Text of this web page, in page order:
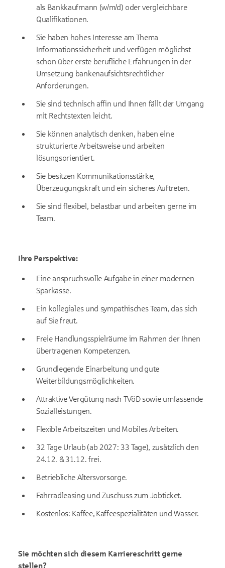
als Bankkaufmann (w/m/d) oder vergleichbare
Qualifikationen.
Sie haben hohes Interesse am Thema
Informationssicherheit und verfügen möglichst
schon über erste berufliche Erfahrungen in der
Umsetzung bankenaufsichtsrechtlicher
Anforderungen.
Sie sind technisch affin und Ihnen fällt der Umgang
mit Rechtstexten leicht.
Sie können analytisch denken, haben eine
strukturierte Arbeitsweise und arbeiten
lösungsorientiert.
Sie besitzen Kommunikationsstärke,
Überzeugungskraft und ein sicheres Auftreten.
Sie sind flexibel, belastbar und arbeiten gerne im
Team.
Ihre Perspektive:
Eine anspruchsvolle Aufgabe in einer modernen
Sparkasse.
Ein kollegiales und sympathisches Team, das sich
auf Sie freut.
Freie Handlungsspielräume im Rahmen der Ihnen
übertragenen Kompetenzen.
Grundlegende Einarbeitung und gute
Weiterbildungsmöglichkeiten.
Attraktive Vergütung nach TVöD sowie umfassende
Sozialleistungen.
Flexible Arbeitszeiten und Mobiles Arbeiten.
32 Tage Urlaub (ab 2027: 33 Tage), zusätzlich den
24.12. & 31.12. frei.
Betriebliche Altersvorsorge.
Fahrradleasing und Zuschuss zum Jobticket.
Kostenlos: Kaffee, Kaffeespezialitäten und Wasser.
Sie möchten sich diesem Karriereschritt gerne
stellen?